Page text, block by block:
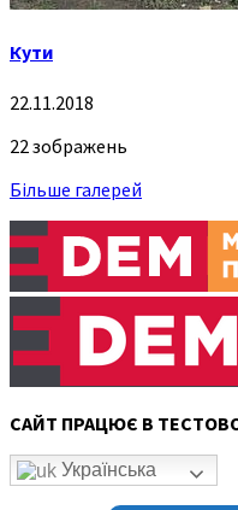
Кути
22.11.2018
22 зображень
Більше галерей
САЙТ ПРАЦЮЄ В
Українська